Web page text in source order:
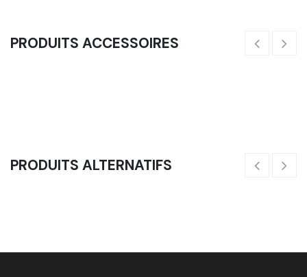
PRODUITS ACCESSOIRES
PRODUITS ALTERNATIFS